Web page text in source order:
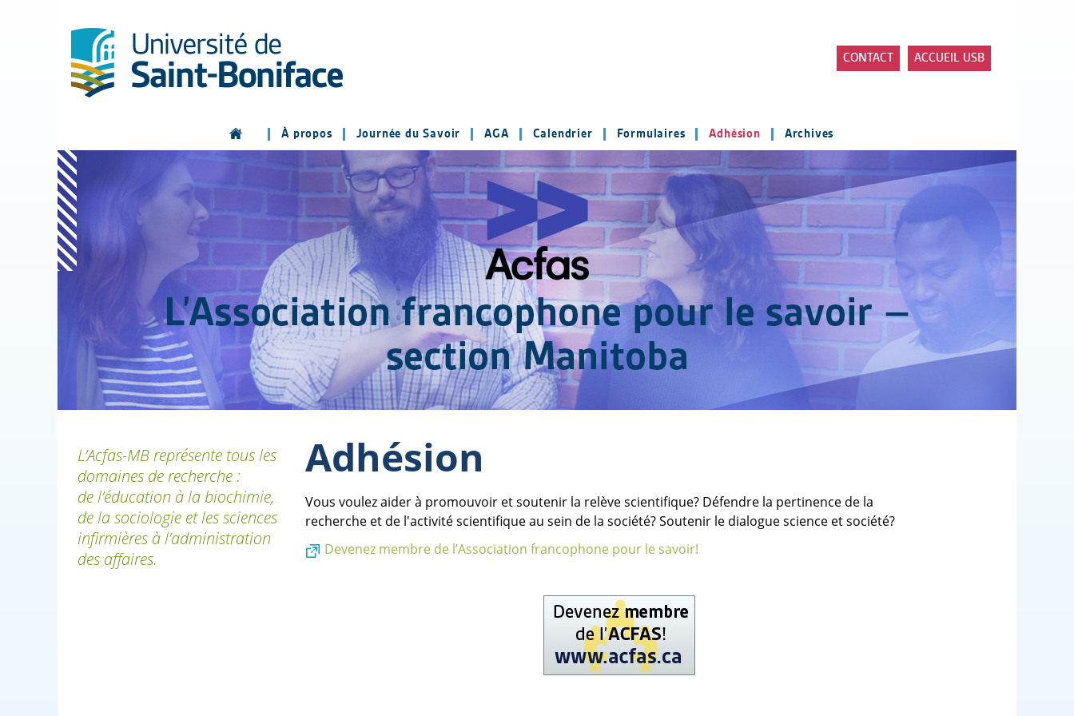
CONTACT ACCUEIL USB
À propos Journée du Savoir AGA Calendrier Formulaires Adhésion Archives
Adhésion
Vous voulez aider à promouvoir et soutenir la relève scientifique? Défendre la pertinence de la
recherche et de l'activité scientifique au sein de la société? Soutenir le dialogue science et société?
Devenez membre de l’Association francophone pour le savoir!
L’Acfas-MB représente tous les
domaines de recherche :
de l’éducation à la biochimie,
de la sociologie et les sciences
infirmières à l’administration
des affaires.